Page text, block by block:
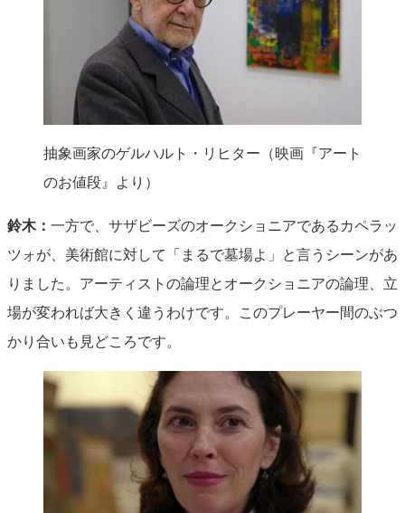
抽象画家のゲルハルト・リヒター（映画『アート
のお値段』より）
鈴木： 一方で、サザビーズのオークショニアであるカペラッ
ツォが、美術館に対して「まるで墓場よ」と言うシーンがあ
りました。アーティストの論理とオークショニアの論理、立
場が変われば大きく違うわけです。このプレーヤー間のぶつ
かり合いも見どころです。